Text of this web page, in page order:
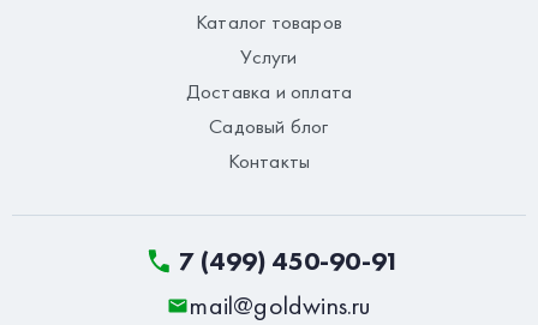
Каталог товаров
Услуги
Доставка и оплата
Садовый блог
Контакты
7 (499) 450-90-91
mail@goldwins.ru